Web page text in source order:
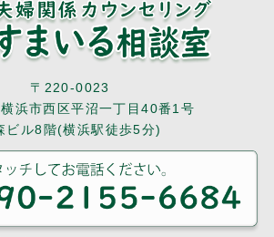
〒220-0023
浜市西区平沼一丁目40番1号
ビル8階(横浜駅徒歩5分)